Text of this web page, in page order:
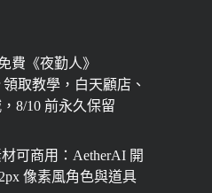
費《夜勤人》
領取教學，白天顧店、
8/10 前永久保留
可商用：AetherAI 開
像素風角色與道具